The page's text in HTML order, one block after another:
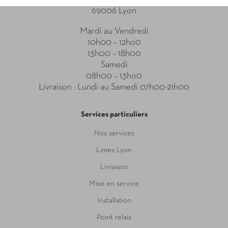
69006 Lyon
Mardi au Vendredi
10h00 – 12ho0
13h00 – 18h00
Samedi
08h00 – 13ho0
Livraison : Lundi au Samedi 07h00-21h00
Services particuliers
Nos services
Limes Lyon
Livraison
Mise en service
Installation
Point relais